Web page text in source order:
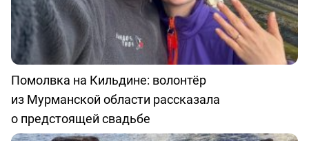
Помолвка на Кильдине: волонтёр
из Мурманской области рассказала
о предстоящей свадьбе